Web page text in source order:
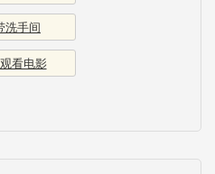
洗手间
看电影